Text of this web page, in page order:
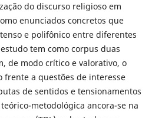
do discurso religioso em
enunciados concretos que
e polifônico entre diferentes
tem como corpus duas
de modo crítico e valorativo, o
frente a questões de interesse
de sentidos e tensionamentos
metodológica ancora-se na